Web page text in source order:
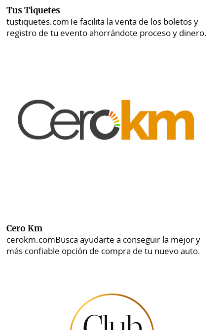
Tus Tiquetes
tustiquetes.comTe facilita la venta de los boletos y
registro de tu evento ahorrándote proceso y dinero.
Cero Km
cerokm.comBusca ayudarte a conseguir la mejor y
más confiable opción de compra de tu nuevo auto.